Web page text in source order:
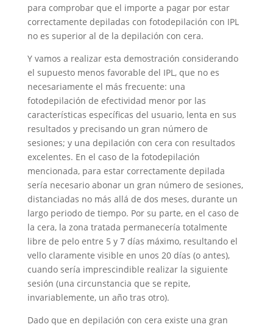
para comprobar que el importe a pagar por estar
correctamente depiladas con fotodepilación con IPL
no es superior al de la depilación con cera.
Y vamos a realizar esta demostración considerando
el supuesto menos favorable del IPL, que no es
necesariamente el más frecuente: una
fotodepilación de efectividad menor por las
características específicas del usuario, lenta en sus
resultados y precisando un gran número de
sesiones; y una depilación con cera con resultados
excelentes. En el caso de la fotodepilación
mencionada, para estar correctamente depilada
sería necesario abonar un gran número de sesiones,
distanciadas no más allá de dos meses, durante un
largo periodo de tiempo. Por su parte, en el caso de
la cera, la zona tratada permanecería totalmente
libre de pelo entre 5 y 7 días máximo, resultando el
vello claramente visible en unos 20 días (o antes),
cuando sería imprescindible realizar la siguiente
sesión (una circunstancia que se repite,
invariablemente, un año tras otro).
Dado que en depilación con cera existe una gran